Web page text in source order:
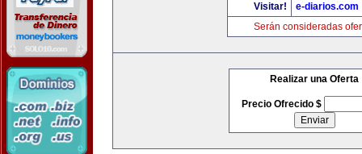
Visitar!
e-diarios.com
Serán consideradas
Realizar una Oferta
Precio Ofrecido $